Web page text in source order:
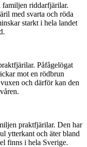
familjen riddarfjärilar.
med svarta och röda
starkt i hela landet
Påfågelögat
mot en rödbrun
och därför kan den
praktfjärilar. Den har
ytterkant och äter bland
finns i hela Sverige.